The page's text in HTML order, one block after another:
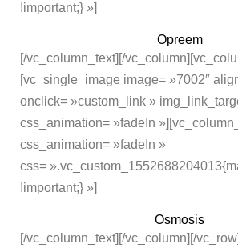
!important;} »]
Opreem
[/vc_column_text][/
[vc_single_image image= »7002″
onclick= »custom_link »
css_animation= »fadeIn
css_animation= »fadeIn »
css=
!important;} »]
Osmosis
[/vc_column_text][/vc_column][/